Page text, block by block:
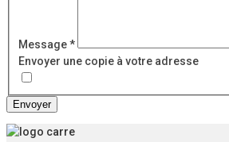
Message*
Envoyer une copie à votre adresse
Envoyer